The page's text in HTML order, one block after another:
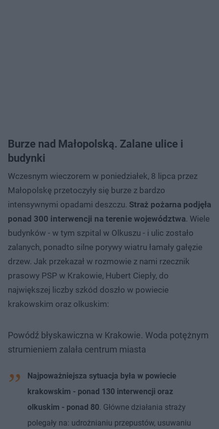
Burze nad Małopolską. Zalane ulice i
budynki
Wczesnym wieczorem w poniedziałek, 8 lipca przez
Małopolskę przetoczyły się burze z bardzo
intensywnymi opadami deszczu. Straż pożarna podjęła
ponad 300 interwencji na terenie województwa. Wiele
budynków - w tym szpital w Olkuszu - i ulic zostało
zalanych, ponadto silne porywy wiatru łamały gałęzie
drzew. Jak przekazał w rozmowie z nami rzecznik
prasowy PSP w Krakowie, Hubert Ciepły, do
największej liczby szkód doszło w powiecie
krakowskim oraz olkuskim:
Powódź błyskawiczna w Krakowie. Woda potężnym
strumieniem zalała centrum miasta
Najpoważniejsza sytuacja była w powiecie
krakowskim - ponad 130 interwencji oraz
olkuskim - ponad 80. Główne działania straży
polegały na: udrożnianiu przepustów, usuwaniu